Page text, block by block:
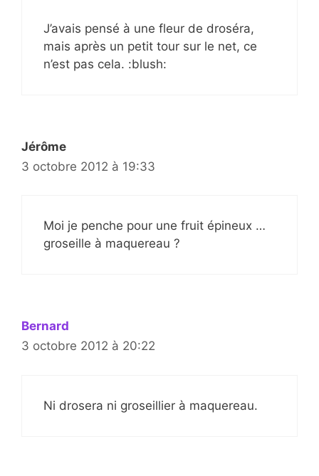
J’avais pensé à une fleur de droséra,
mais après un petit tour sur le net, ce
n’est pas cela. :blush:
Jérôme
3 octobre 2012 à 19:33
Moi je penche pour une fruit épineux …
groseille à maquereau ?
Bernard
3 octobre 2012 à 20:22
Ni drosera ni groseillier à maquereau.